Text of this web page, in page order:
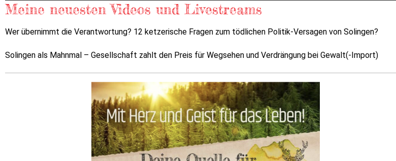
Meine neuesten Videos und Livestreams
Wer übernimmt die Verantwortung? 12 ketzerische Fragen zum tödlichen Politik-Versagen von Solingen?
Solingen als Mahnmal – Gesellschaft zahlt den Preis für Wegsehen und Verdrängung bei Gewalt(-Import)